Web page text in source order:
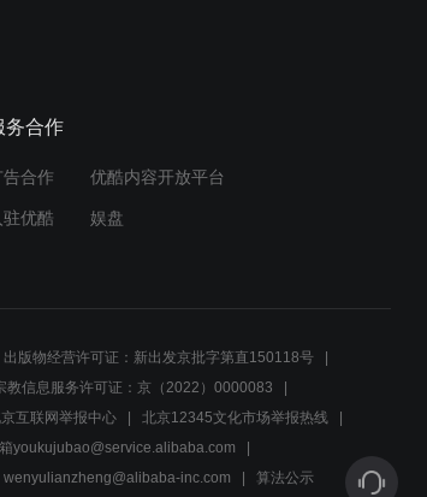
美女一把抱住男子说她实在
01:10
女人找上门，男人懦弱的不
敢出声
务合作
告合作 优酷内容开放平台
驻优酷 娱盘
出版物经营许可证：新出发京批字第直150118号
教信息服务许可证：京（2022）0000083
互联网举报中心
北京12345文化市场举报热线
youkujubao@service.alibaba.com
wenyulianzheng@alibaba-inc.com 算法公示